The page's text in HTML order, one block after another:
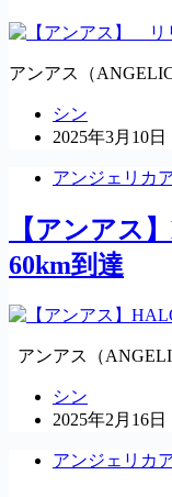
アンアス（
シン
2025年3月10日
アンジェリカ
【アンアス
60km到達
アンアス（
シン
2025年2月16日
アンジェリカ